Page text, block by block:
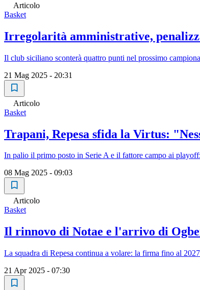
Articolo
Basket
Irregolarità amministrative,
Il club siciliano sconterà quattro punti nel prossimo
21 Mag 2025 - 20:31
Articolo
Basket
Trapani, Repesa sfida la Virtus:
In palio il primo posto in Serie A e il fattore campo ai
08 Mag 2025 - 09:03
Articolo
Basket
Il rinnovo di Notae e l'arrivo di
La squadra di Repesa continua a volare: la firma fino al
21 Apr 2025 - 07:30